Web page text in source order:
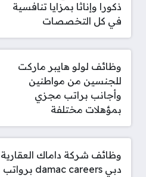
ذكورا وإناثا بمزايا تنافسية
في كل التخصصات
وظائف لولو هايبر ماركت
للجنسين من مواطنين
وأجانب براتب مجزي
بمؤهلات مختلفة
وظائف شركة داماك العقارية
دبي damac careers برواتب